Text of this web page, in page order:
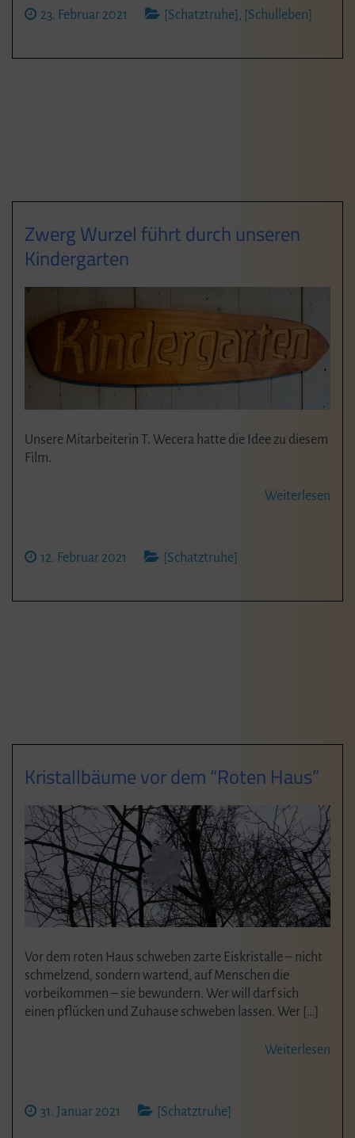
23. Februar 2021 [Schatztruhe] , [Schulleben]
Zwerg Wurzel führt durch unseren
Kindergarten
Unsere Mitarbeiterin T. Wecera hatte die Idee zu diesem
Film.
Weiterlesen
12. Februar 2021 [Schatztruhe]
Kristallbäume vor dem “Roten Haus”
Vor dem roten Haus schweben zarte Eiskristalle – nicht
schmelzend, sondern wartend, auf Menschen die
vorbeikommen – sie bewundern. Wer will darf sich
einen pflücken und Zuhause schweben lassen. Wer […]
Weiterlesen
31. Januar 2021 [Schatztruhe]